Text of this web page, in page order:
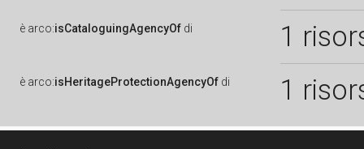
è arco:isCataloguingAgencyOf di 1
è arco:isHeritageProtectionAgencyOf di 1